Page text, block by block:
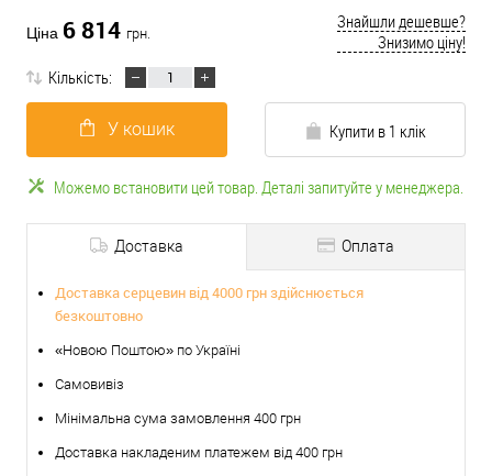
Ціна 6 814 грн.
Знайшли дешевше?
Знизимо ціну!
Кількість:
У кошик Купити в 1 клік
Можемо встановити цей товар. Деталі запитуйте у менеджера.
Доставка Оплата
Доставка серцевин від 4000 грн здійснюється
безкоштовно
«Новою Поштою» по Україні
Самовивіз
Мінімальна сума замовлення 400 грн
Доставка накладеним платежем від 400 грн